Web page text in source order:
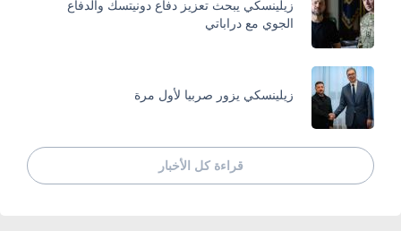
زيلينسكي يبحث تعزيز دفاع دونيتسك والدفاع
الجوي مع دراباتي
زيلينسكي يزور صربيا لأول مرة
قراءة كل الأخبار